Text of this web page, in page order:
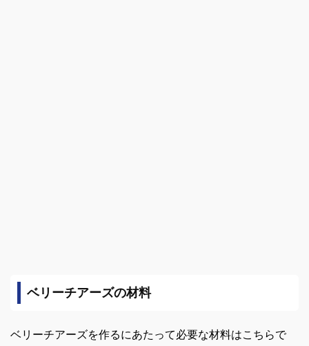
ベリーチアーズの材料
ベリーチアーズを作るにあたって必要な材料はこちらで